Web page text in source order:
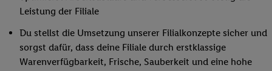
Leistung der Filiale
Du stellst die Umsetzung unserer Filialkonzepte sicher und
sorgst dafür, dass deine Filiale durch erstklassige
Warenverfügbarkeit, Frische, Sauberkeit und eine hohe